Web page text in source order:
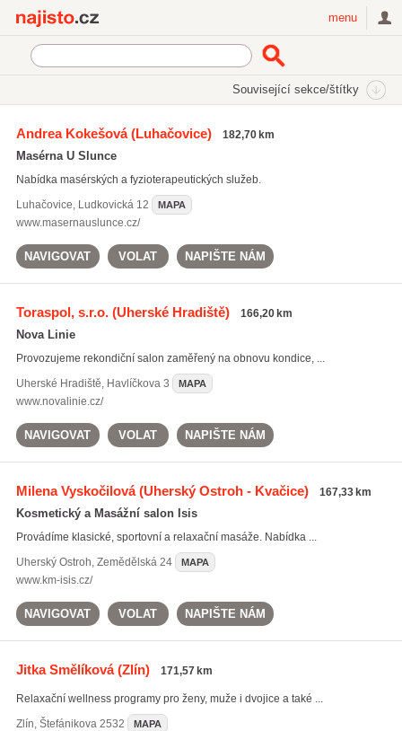
menu
Související sekce/štítky
aromaterapeutické masáže
masáže nohou(393)
Andrea Kokešová(Luhačovice) 182,70 km
Masérna U Slunce
Nabídka masérských a fyzioterapeutických služeb.
Luhačovice, Ludkovická 12 MAPA
www.masernauslunce.cz/
NAVIGOVAT VOLAT NAPIŠTE NÁM
Toraspol, s.r.o.(Uherské Hradiště) 166,20 km
Nova Linie
Provozujeme rekondiční salon zaměřený na obnovu kondice, ...
Uherské Hradiště, Havlíčkova 3 MAPA
www.novalinie.cz/
NAVIGOVAT VOLAT NAPIŠTE NÁM
Milena Vyskočilová(Uherský Ostroh - Kvačice) 167,33 km
Kosmetický a Masážní salon Isis
Provádíme klasické, sportovní a relaxační masáže. Nabídka ...
Uherský Ostroh, Zemědělská 24 MAPA
www.km-isis.cz/
NAVIGOVAT VOLAT NAPIŠTE NÁM
Jitka Smělíková(Zlín) 171,57 km
Relaxační wellness programy pro ženy, muže i dvojice a také ...
Zlín, Štefánikova 2532 MAPA